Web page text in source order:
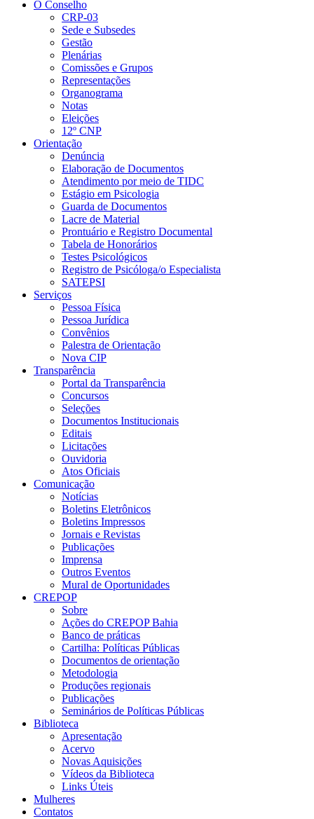
O Conselho
CRP-03
Sede e Subsedes
Gestão
Plenárias
Comissões e Grupos
Representações
Organograma
Notas
Eleições
12º CNP
Orientação
Denúncia
Elaboração de Documentos
Atendimento por meio de TIDC
Estágio em Psicologia
Guarda de Documentos
Lacre de Material
Prontuário e Registro Documental
Tabela de Honorários
Testes Psicológicos
Registro de Psicóloga/o Especialista
SATEPSI
Serviços
Pessoa Física
Pessoa Jurídica
Convênios
Palestra de Orientação
Nova CIP
Transparência
Portal da Transparência
Concursos
Seleções
Documentos Institucionais
Editais
Licitações
Ouvidoria
Atos Oficiais
Comunicação
Notícias
Boletins Eletrônicos
Boletins Impressos
Jornais e Revistas
Publicações
Imprensa
Outros Eventos
Mural de Oportunidades
CREPOP
Sobre
Ações do CREPOP Bahia
Banco de práticas
Cartilha: Políticas Públicas
Documentos de orientação
Metodologia
Produções regionais
Publicações
Seminários de Políticas Públicas
Biblioteca
Apresentação
Acervo
Novas Aquisições
Vídeos da Biblioteca
Links Úteis
Mulheres
Contatos